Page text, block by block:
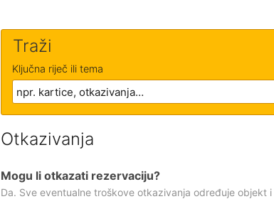
Traži
Ključna riječ ili tema
Otkazivanja
Mogu li otkazati rezervaciju?
Da. Sve eventualne troškove otkazivanja određuje objekt